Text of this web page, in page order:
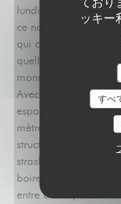
ッキー
すべ
lundi 13 septembre,
ce nouveau bistrot :
qui compte bien
quelle que soit leur
monnaie, puisque le
Avec son espace de
espace semi couvert
mètres, ce nouveau
structure Maillon
strasbourgeois. On
boire du bon vin,
entre deux